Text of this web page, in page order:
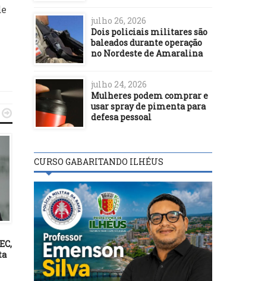
POLÍTICA
08/06/22
Decisão da Justiça impede
atuação da PRF fora de
rodovias federais
POLÍTICA
18/12/21
STF nega habeas corpus
condenados no caso da

julho 26, 2026
Dois policiais militares são
baleados durante operação
no Nordeste de Amaralina
julho 24, 2026
Mulheres podem comprar e
usar spray de pimenta para
defesa pessoal
CURSO GABARITANDO ILHÉUS